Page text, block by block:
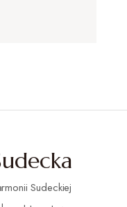
Sudeckiej